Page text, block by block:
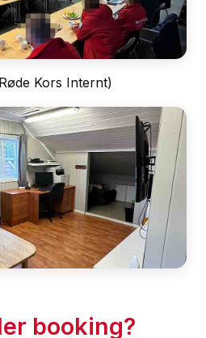
Kors Internt)
booking?